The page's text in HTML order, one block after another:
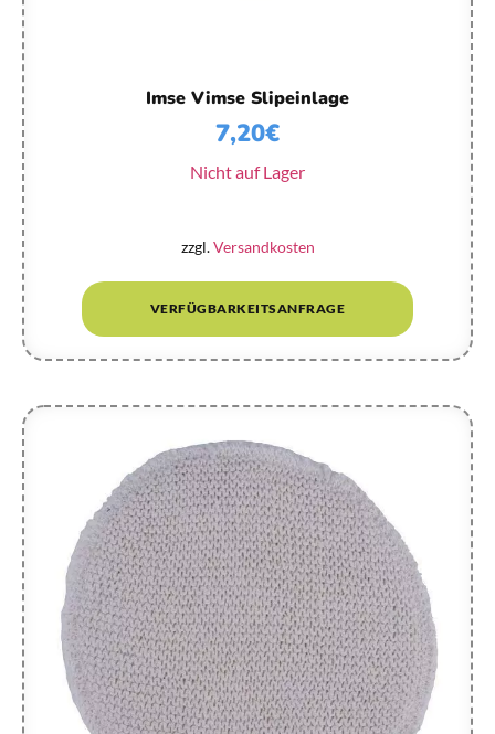
Imse Vimse Slipeinlage
7,20€
Nicht auf Lager
zzgl.Versandkosten
VERFÜGBARKEITSANFRAGE